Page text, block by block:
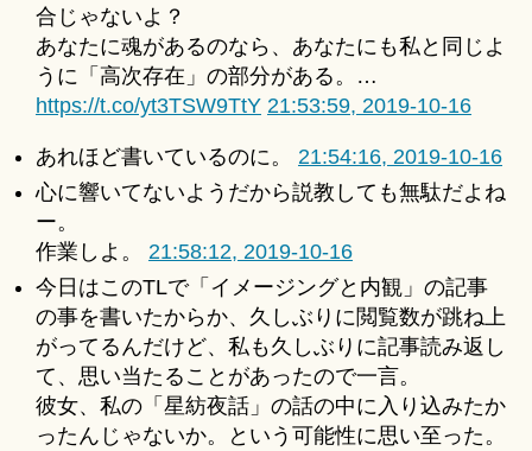
合じゃないよ？
あなたに魂があるのなら、あなたにも私と同じよ
うに「高次存在」の部分がある。…
https://t.co/yt3TSW9TtY 21:53:59, 2019-10-16
あれほど書いているのに。 21:54:16, 2019-10-16
心に響いてないようだから説教しても無駄だよね
ー。
作業しよ。 21:58:12, 2019-10-16
今日はこのTLで「イメージングと内観」の記事
の事を書いたからか、久しぶりに閲覧数が跳ね上
がってるんだけど、私も久しぶりに記事読み返し
て、思い当たることがあったので一言。
彼女、私の「星紡夜話」の話の中に入り込みたか
ったんじゃないか。という可能性に思い至った。